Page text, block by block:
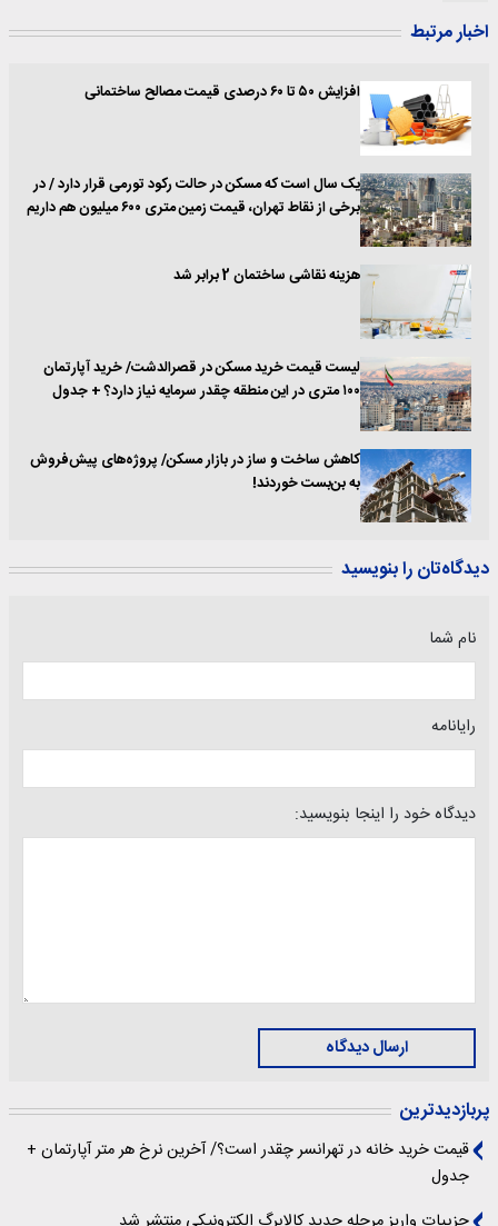
اخبار مرتبط
افزایش ۵٠ تا ۶٠ درصدی قیمت مصالح ساختمانی
یک سال است که مسکن در حالت رکود تورمی قرار دارد / در
برخی از نقاط تهران، قیمت زمین متری ۶۰۰ میلیون هم داریم
هزینه نقاشی ساختمان 2 برابر شد
لیست قیمت خرید مسکن در قصرالدشت/ خرید آپارتمان
۱۰۰ متری در این منطقه چقدر سرمایه نیاز دارد؟ + جدول
کاهش ساخت و ساز در بازار مسکن/ پروژه‌های پیش‌فروش
به بن‌بست خوردند!
دیدگاه‌تان را بنویسید
نام شما
رایانامه
دیدگاه خود را اینجا بنویسید:
ارسال دیدگاه
پربازدیدترین
قیمت خرید خانه در تهرانسر چقدر است؟/ آخرین نرخ هر متر آپارتمان +
جدول